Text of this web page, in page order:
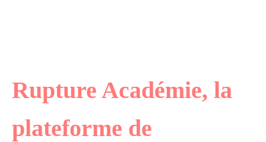
Rupture Académie, la
plateforme de